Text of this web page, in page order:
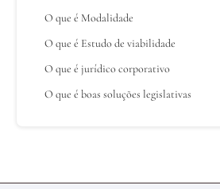
O que é Modalidade
O que é Estudo de viabilidade
O que é jurídico corporativo
O que é boas soluções legislativas